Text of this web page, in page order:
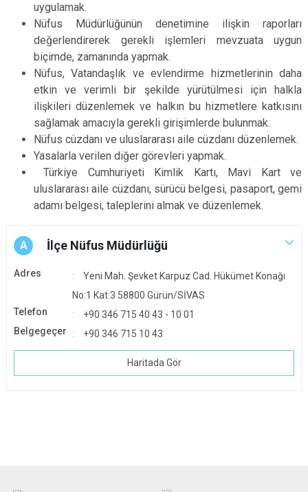
uygulamak.
Nüfus Müdürlüğünün denetimine ilişkin raporları
değerlendirerek gerekli işlemleri mevzuata uygun
biçimde, zamanında yapmak.
Nüfus, Vatandaşlık ve evlendirme hizmetlerinin daha
etkin ve verimli bir şekilde yürütülmesi için halkla
ilişkileri düzenlemek ve halkın bu hizmetlere katkısını
sağlamak amacıyla gerekli girişimlerde bulunmak.
Nüfus cüzdanı ve uluslararası aile cüzdanı düzenlemek.
Yasalarla verilen diğer görevleri yapmak.
Türkiye Cumhuriyeti Kimlik Kartı, Mavi Kart ve
uluslararası aile cüzdanı, sürücü belgesi, pasaport, gemi
adamı belgesi, taleplerini almak ve düzenlemek.
A İlçe Nüfus Müdürlüğü
Adres
Yeni Mah. Şevket Karpuz Cad. Hükümet Konağı
No:1 Kat:3 58800 Gürün/SİVAS
Telefon
+90 346 715 40 43 - 10 01
Belgegeçer
+90 346 715 10 43
Haritada Gör